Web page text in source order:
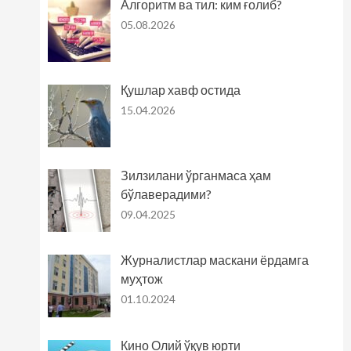
Алгоритм ва тил: ким ғолиб?
05.08.2026
Қушлар хавф остида
15.04.2026
Зилзилани ўрганмаса ҳам
бўлаверадими?
09.04.2025
Журналистлар маскани ёрдамга
муҳтож
01.10.2024
Кино Олий ўқув юрти